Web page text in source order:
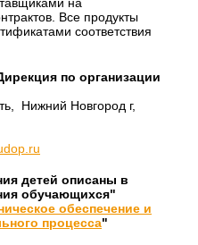
на
Все продукты
соответствия
по организации
Нижний Новгород г,
детей описаны в
обучающихся"
обеспечение и
процесса"